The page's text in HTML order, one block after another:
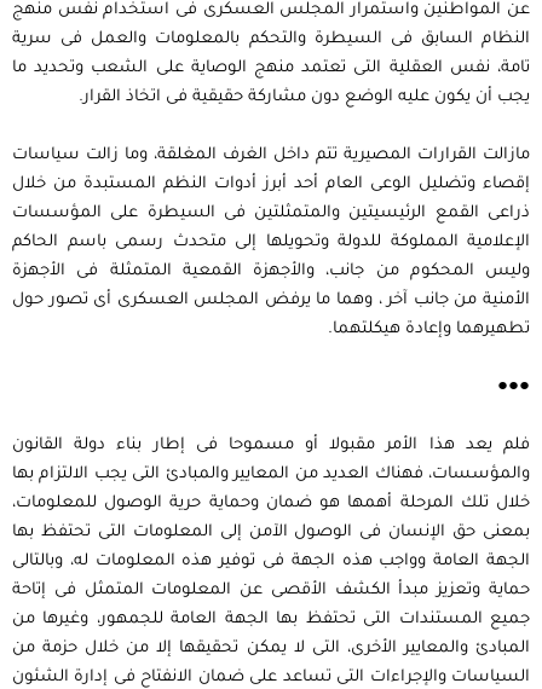
عن المواطنين واستمرار المجلس العسكرى فى استخدام نفس منهج
النظام السابق فى السيطرة والتحكم بالمعلومات والعمل فى سرية
تامة، نفس العقلية التى تعتمد منهج الوصاية على الشعب وتحديد ما
يجب أن يكون عليه الوضع دون مشاركة حقيقية فى اتخاذ القرار.
مازالت القرارات المصيرية تتم داخل الغرف المغلقة، وما زالت سياسات
إقصاء وتضليل الوعى العام أحد أبرز أدوات النظم المستبدة من خلال
ذراعى القمع الرئيسيتين والمتمثلتين فى السيطرة على المؤسسات
الإعلامية المملوكة للدولة وتحويلها إلى متحدث رسمى باسم الحاكم
وليس المحكوم من جانب، والأجهزة القمعية المتمثلة فى الأجهزة
الأمنية من جانب آخر ، وهما ما يرفض المجلس العسكرى أى تصور حول
تطهيرهما وإعادة هيكلتهما.
●●●
فلم يعد هذا الأمر مقبولا أو مسموحا فى إطار بناء دولة القانون
والمؤسسات، فهناك العديد من المعايير والمبادئ التى يجب الالتزام بها
خلال تلك المرحلة أهمها هو ضمان وحماية حرية الوصول للمعلومات،
بمعنى حق الإنسان فى الوصول الآمن إلى المعلومات التى تحتفظ بها
الجهة العامة وواجب هذه الجهة فى توفير هذه المعلومات له، وبالتالى
حماية وتعزيز مبدأ الكشف الأقصى عن المعلومات المتمثل فى إتاحة
جميع المستندات التى تحتفظ بها الجهة العامة للجمهور، وغيرها من
المبادئ والمعايير الأخرى، التى لا يمكن تحقيقها إلا من خلال حزمة من
السياسات والإجراءات التى تساعد على ضمان الانفتاح فى إدارة الشئون